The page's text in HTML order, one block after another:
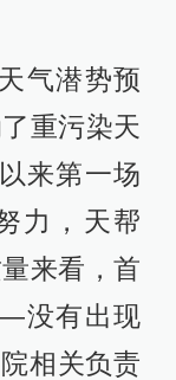
气潜势预
重污染天
来第一场
力，天帮
来看，首
没有出现
相关负责